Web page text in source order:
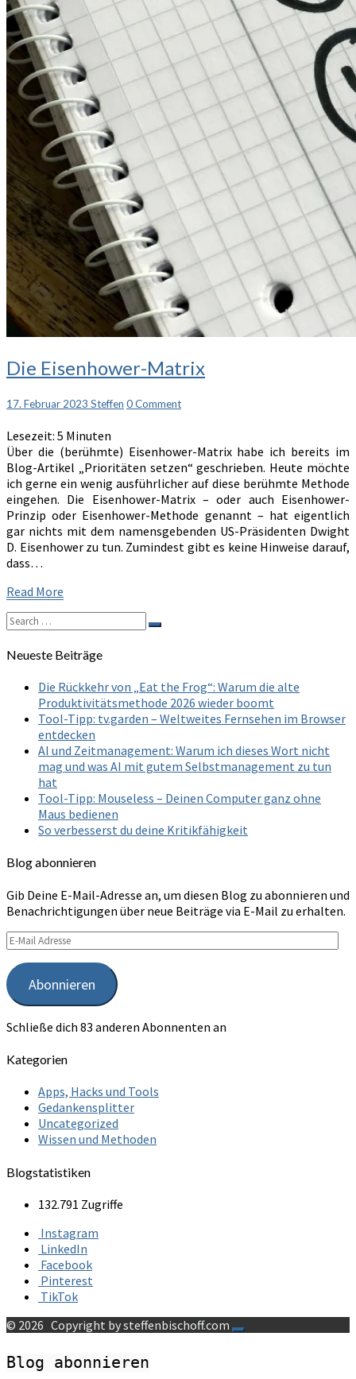
Die
Eisenhower-
Die Eisenhower-Matrix
17. Februar 2023 Steffen Comments
0 Comment
Lesezeit: 5 Minuten
Über die (berühmte) Eisenhower-Matrix habe ich bereits im
Blog-Artikel „Prioritäten setzen“ geschrieben. Heute möchte
ich gerne ein wenig ausführlicher auf diese berühmte Methode
eingehen. Die Eisenhower-Matrix – oder auch Eisenhower-
Prinzip oder Eisenhower-Methode genannt – hat eigentlich
gar nichts mit dem namensgebenden US-Präsidenten Dwight
D. Eisenhower zu tun. Zumindest gibt es keine Hinweise darauf,
dass…
Read More
Search
for:
Search
Neueste Beiträge
Die Rückkehr von „Eat the Frog“: Warum die alte
Produktivitätsmethode 2026 wieder boomt
Tool-Tipp: tv.garden – Weltweites Fernsehen im Browser
entdecken
AI und Zeitmanagement: Warum ich dieses Wort nicht
mag und was AI mit gutem Selbstmanagement zu tun
hat
Tool-Tipp: Mouseless – Deinen Computer ganz ohne
Maus bedienen
So verbesserst du deine Kritikfähigkeit
Blog abonnieren
Gib Deine E-Mail-Adresse an, um diesen Blog zu abonnieren und
Benachrichtigungen über neue Beiträge via E-Mail zu erhalten.
E-
Mail
Adresse
Abonnieren
Schließe dich 83 anderen Abonnenten an
Kategorien
Apps, Hacks und Tools
Gedankensplitter
Uncategorized
Wissen und Methoden
Blogstatistiken
132.791 Zugriffe
Instagram
LinkedIn
Facebook
Pinterest
TikTok
© 2026 Copyright by steffenbischoff.com
Blog abonnieren